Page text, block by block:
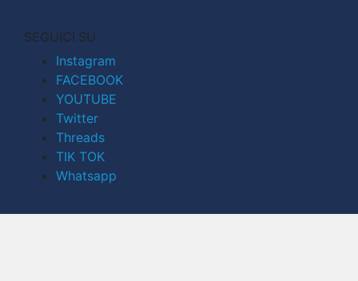
SEGUICI SU
Instagram
FACEBOOK
YOUTUBE
Twitter
Threads
TIK TOK
Whatsapp